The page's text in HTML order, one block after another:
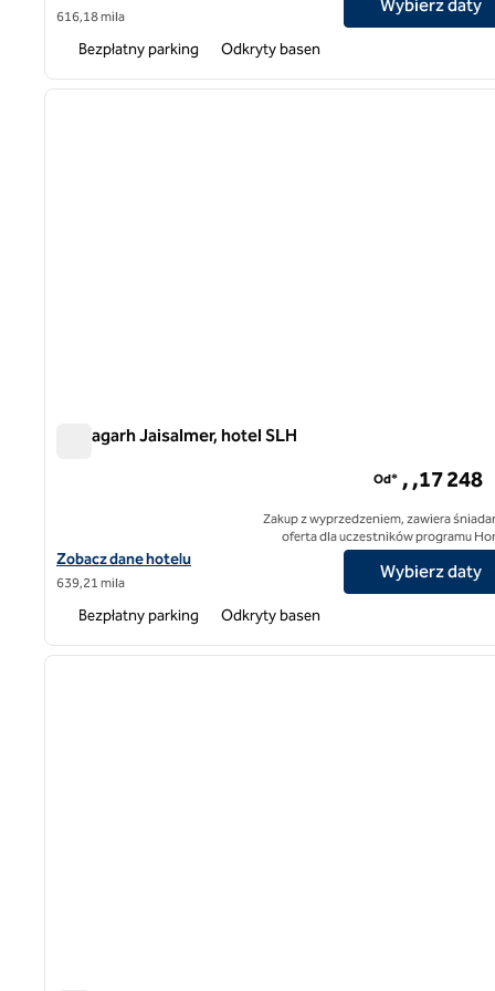
616,18 mila
Wybierz daty
Bezpłatny parking Odkryty basen
1 z 12
Suryagarh Jaisalmer, hotel SLH
Zobacz szczegóły hotelu Suryagarh Jaisalmer, SLH Hotel
Zobacz dane hotelu
639,21 mila
Od* , ,17 248
Zakup z wyprzedzeniem, zawiera
oferta dla uczestników programu
Wybierz daty
Bezpłatny parking Odkryty basen
1 z 7